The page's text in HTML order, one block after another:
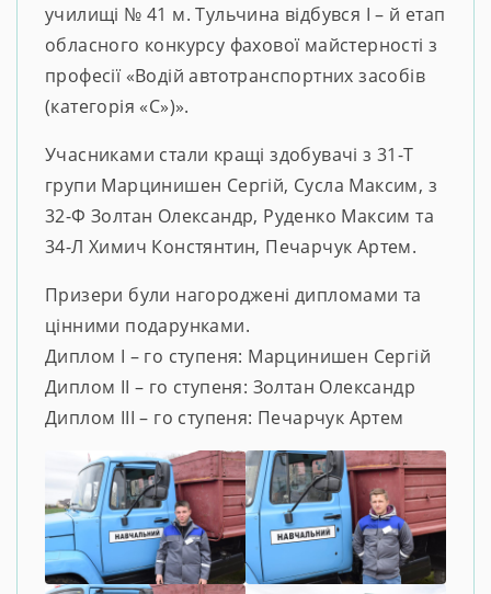
училищі № 41 м. Тульчина відбувся І – й етап
обласного конкурсу фахової майстерності з
професії «Водій автотранспортних засобів
(категорія «С»)».
Учасниками стали кращі здобувачі з 31-Т
групи Марцинишен Сергій, Сусла Максим, з
32-Ф Золтан Олександр, Руденко Максим та
34-Л Химич Констянтин, Печарчук Артем.
Призери були нагороджені дипломами та
цінними подарунками.
Диплом І – го ступеня: Марцинишен Сергій
Диплом ІІ – го ступеня: Золтан Олександр
Диплом ІІІ – го ступеня: Печарчук Артем